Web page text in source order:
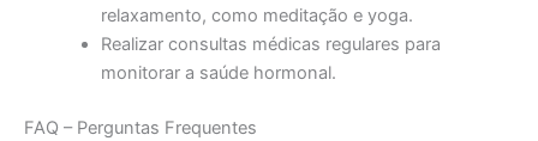
relaxamento, como meditação e yoga.
Realizar consultas médicas regulares para
monitorar a saúde hormonal.
FAQ – Perguntas Frequentes